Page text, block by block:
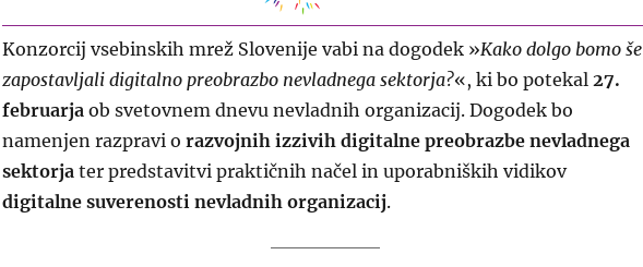
Konzorcij vsebinskih mrež Slovenije vabi na dogodek »Kako dolgo bomo še
zapostavljali digitalno preobrazbo nevladnega sektorja?«, ki bo potekal 27.
februarja ob svetovnem dnevu nevladnih organizacij. Dogodek bo
namenjen razpravi o razvojnih izzivih digitalne preobrazbe nevladnega
sektorja ter predstavitvi praktičnih načel in uporabniških vidikov
digitalne suverenosti nevladnih organizacij.